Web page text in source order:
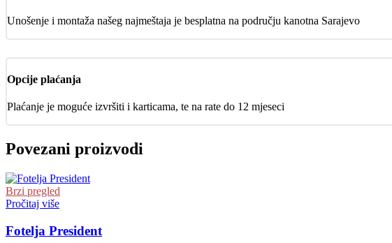
Unošenje i montaža našeg najmeštaja je besplatna na području kanotna Sarajevo
Opcije plaćanja
Plaćanje je moguće izvršiti i karticama, te na rate do 12 mjeseci
Povezani proizvodi
Brzi pregled
Pročitaj više
Fotelja President